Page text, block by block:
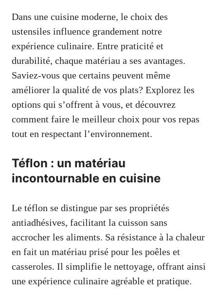
Dans une cuisine moderne, le choix des
ustensiles influence grandement notre
expérience culinaire. Entre praticité et
durabilité, chaque matériau a ses avantages.
Saviez-vous que certains peuvent même
améliorer la qualité de vos plats? Explorez les
options qui s’offrent à vous, et découvrez
comment faire le meilleur choix pour vos repas
tout en respectant l’environnement.
Téflon : un matériau
incontournable en cuisine
Le téflon se distingue par ses propriétés
antiadhésives, facilitant la cuisson sans
accrocher les aliments. Sa résistance à la chaleur
en fait un matériau prisé pour les poêles et
casseroles. Il simplifie le nettoyage, offrant ainsi
une expérience culinaire agréable et pratique.